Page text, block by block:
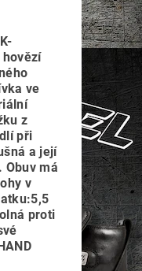
hovězí
ve
z
při
a její
má
v
proti